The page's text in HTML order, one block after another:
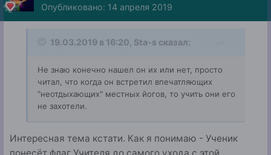
Опубликовано: 14 апреля 2019
19.03.2019 в 16:20, Sta-s сказал:
Не знаю конечно нашел он их или нет, просто
читал, что когда он встретил впечатляющих
"неотдыхающих" местных йогов, то учить они его
не захотели.
Интересная тема кстати. Как я понимаю - Ученик